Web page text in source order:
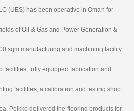
(UES) has been operative in Oman for
of Oil & Gas and Power Generation &
sqm manufacturing and machining facility
facilities, fully equipped fabrication and
facilities, a calibration and testing shop
Peikko delivered the flooring products for